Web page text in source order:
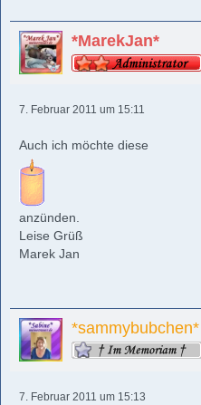
*MarekJan*
7. Februar 2011 um 15:11
Auch ich möchte diese
anzünden.
Leise Grüß
Marek Jan
*sammybubchen*
7. Februar 2011 um 15:13